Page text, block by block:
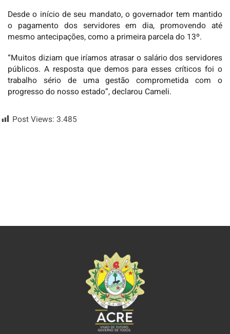
Desde o início de seu mandato, o governador tem mantido
o pagamento dos servidores em dia, promovendo até
mesmo antecipações, como a primeira parcela do 13º.
“Muitos diziam que iríamos atrasar o salário dos servidores
públicos. A resposta que demos para esses críticos foi o
trabalho sério de uma gestão comprometida com o
progresso do nosso estado”, declarou Cameli.
Post Views: 3.485